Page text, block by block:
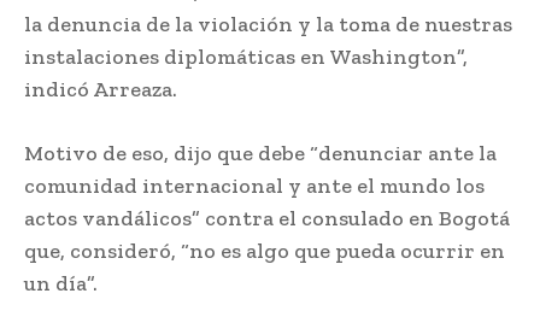
la denuncia de la violación y la toma de nuestras
instalaciones diplomáticas en Washington”,
indicó Arreaza.
Motivo de eso, dijo que debe “denunciar ante la
comunidad internacional y ante el mundo los
actos vandálicos” contra el consulado en Bogotá
que, consideró, “no es algo que pueda ocurrir en
un día”.